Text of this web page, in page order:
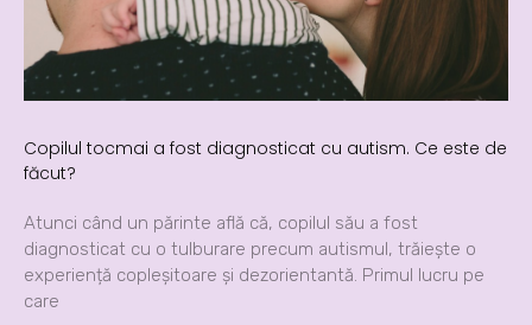
Copilul tocmai a fost diagnosticat cu autism. Ce este de
făcut?
Atunci când un părinte află că, copilul său a fost
diagnosticat cu o tulburare precum autismul, trăiește o
experiență copleșitoare și dezorientantă. Primul lucru pe
care